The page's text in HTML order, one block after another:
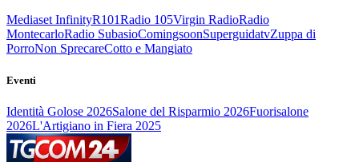
Mediaset InfinityR101Radio 105Virgin RadioRadio
MontecarloRadio SubasioComingsoonSuperguidatvZuppa di
PorroNon SprecareCotto e Mangiato
Eventi
Identità Golose 2026Salone del Risparmio 2026Fuorisalone
2026L'Artigiano in Fiera 2025